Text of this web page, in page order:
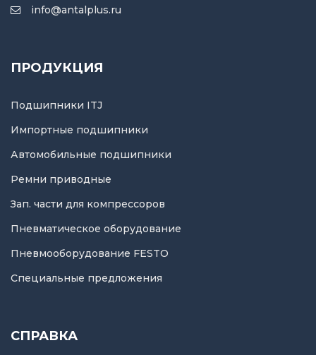
info@antalplus.ru
ПРОДУКЦИЯ
Подшипники ITJ
Импортные подшипники
Автомобильные подшипники
Ремни приводные
Зап. части для компрессоров
Пневматическое оборудование
Пневмооборудование FESTO
Специальные предложения
СПРАВКА